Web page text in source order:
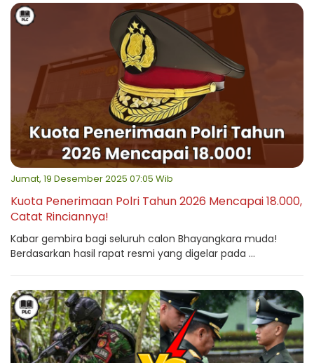
Jumat, 19 Desember 2025 07:05 Wib
Kuota Penerimaan Polri Tahun 2026 Mencapai 18.000,
Catat Rinciannya!
Kabar gembira bagi seluruh calon Bhayangkara muda!
Berdasarkan hasil rapat resmi yang digelar pada ...